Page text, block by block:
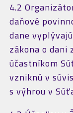
4.2
daňové
dane
zákona o dani
účastníkom
vzniknú v
s výhrou v